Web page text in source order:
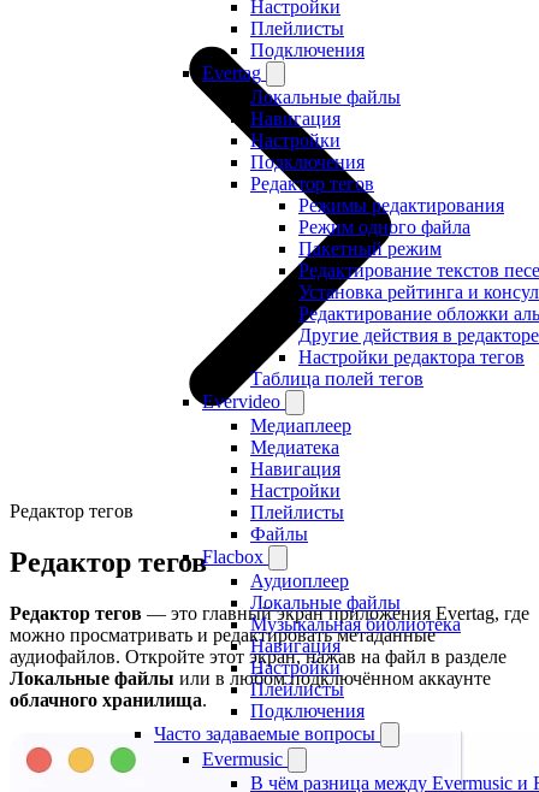
Настройки
Плейлисты
Подключения
Evertag
Локальные файлы
Навигация
Настройки
Подключения
Редактор тегов
Режимы редактирования
Режим одного файла
Пакетный режим
Редактирование текстов
Установка рейтинга и
Редактирование обложки
Другие действия в
Настройки редактора тегов
Таблица полей тегов
Evervideo
Медиаплеер
Медиатека
Навигация
Настройки
Плейлисты
Файлы
Flacbox
Аудиоплеер
Локальные файлы
Музыкальная библиотека
Навигация
Настройки
Плейлисты
Подключения
Часто задаваемые вопросы
Evermusic
В чём разница между Evermusic и
Редактор тегов
Редактор тегов
Редактор тегов — это главный экран приложения Evertag, где
можно просматривать и редактировать метаданные
аудиофайлов. Откройте этот экран, нажав на файл в разделе
Локальные файлы или в любом подключённом аккаунте
облачного хранилища.